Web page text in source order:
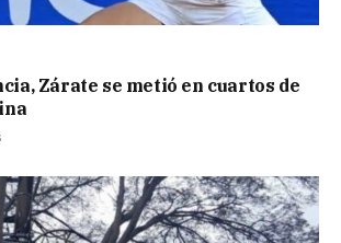
Zárate se metió en cuartos de